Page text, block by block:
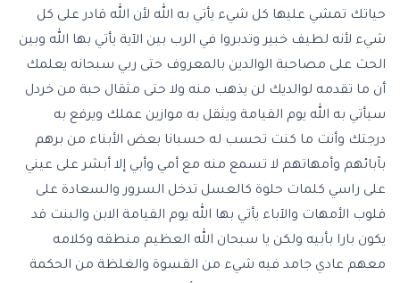
حياتك تمشي عليها كل شيء يأتي به الله لأن الله قادر على كل
شيء لأنه لطيف خبير وتدبروا في الرب بين الآية يأتي بها الله وبين
الحث على مصاحبة الوالدين بالمعروف حتى ربي سبحانه يعلمك
أن ما تقدمه لوالديك لن يذهب منه ولا حتى مثقال حبة من خردل
سيأتي به الله يوم القيامة ويثقل به موازين عملك ويرفع به
درجتك وأنت ما كنت تحسب له حسبانا بعض الأبناء من برهم
بآبائهم وأمهاتهم لا تسمع منه مع أمي وأبي إلا أبشر على عيني
على راسي كلمات حلوة كالعسل تدخل السرور والسعادة على
قلوب الأمهات والآباء يأتي بها الله يوم القيامة الابن والبنت قد
يكون بارا بأبيه ولكن يا سبحان الله العظيم منطقه وكلامه
معهم عادي جامد فيه شيء من القسوة والغلظة من الحكمة